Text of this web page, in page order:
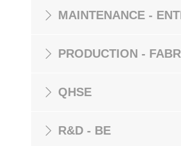
MAINTENANCE -
PRODUCTION -
QHSE
R&D - BE